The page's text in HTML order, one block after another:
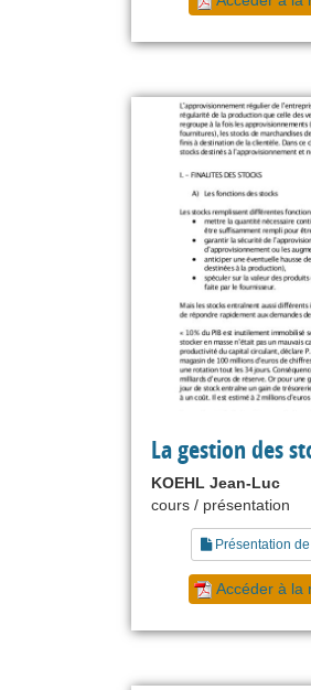
La gestion des
KOEHL Jean-Luc
cours / présentation
Présentation de
Accéder à la